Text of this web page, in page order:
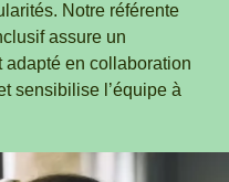
Notre référente
assure un
adapté en collaboration
sensibilise l’équipe à